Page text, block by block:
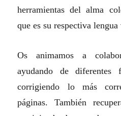
herramientas del alma
que es su respectiva lengua
Os animamos a
ayudando de diferentes
corrigiendo lo más
páginas. También